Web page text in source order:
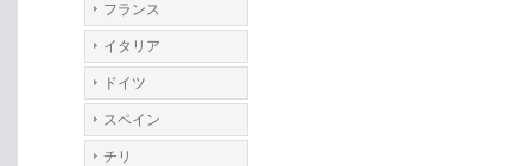
フランス
イタリア
ドイツ
スペイン
チリ